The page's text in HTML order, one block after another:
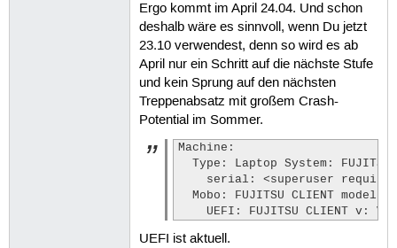
Ergo kommt im April 24.04. Und schon
deshalb wäre es sinnvoll, wenn Du jetzt
23.10 verwendest, denn so wird es ab
April nur ein Schritt auf die nächste Stufe
und kein Sprung auf den nächsten
Treppenabsatz mit großem Crash-
Potential im Sommer.
Machine:
Type: Laptop System:
serial: <superuser
Mobo: FUJITSU CLIENT model:
UEFI: FUJITSU CLIENT v:
UEFI ist aktuell.